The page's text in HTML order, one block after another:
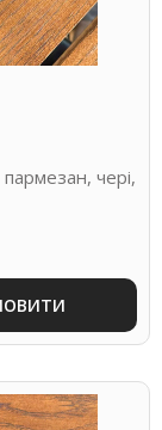
пармезан, чері,